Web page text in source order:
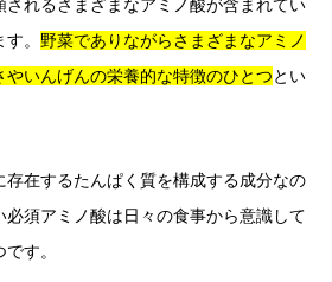
されるさまざまなアミノ酸が含まれてい
。 野菜でありながらさまざまなアミノ
いんげんの栄養的な特徴のひとつとい
存在するたんぱく質を構成する成分なの
必須アミノ酸は日々の食事から意識して
す。